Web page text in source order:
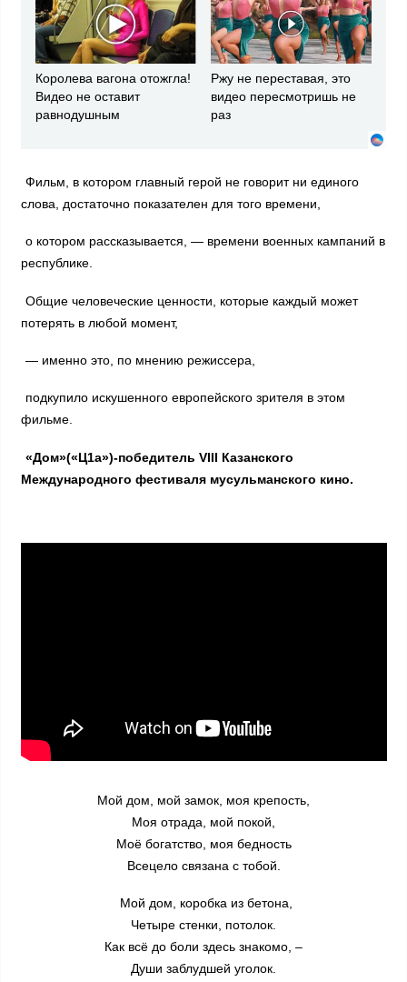
Королева вагона отожгла!
Видео не оставит
равнодушным
Ржу не переставая, это
видео пересмотришь не
раз
Фильм, в котором главный герой не говорит ни единого
слова, достаточно показателен для того времени,
о котором рассказывается, — времени военных кампаний в
республике.
Общие человеческие ценности, которые каждый может
потерять в любой момент,
— именно это, по мнению режиссера,
подкупило искушенного европейского зрителя в этом
фильме.
«Дом»(«Ц1а»)-победитель VIII Казанского
Международного фестиваля мусульманского кино.
Мой дом, мой замок, моя крепость,
Моя отрада, мой покой,
Моё богатство, моя бедность
Всецело связана с тобой.
Мой дом, коробка из бетона,
Четыре стенки, потолок.
Как всё до боли здесь знакомо, –
Души заблудшей уголок.